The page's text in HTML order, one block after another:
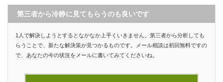
第三者から冷静に見てもらうのも良いです
1人で解決しようとするとなかなか上手くいきません。第三者から分析しても
らうことで、新たな解決策が見つかるものです。メール相談は初回無料ですの
で、あなたの今の状況をメールに書いてみてくださいね。